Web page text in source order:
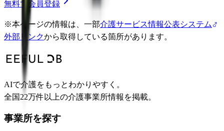
無料で会員登録
※本ページの情報は、一部介護サービス情報公表システム
外部リンクから取得している箇所があります。
AIで介護をもっとわかりやすく。
全国22万件以上の介護事業所情報を掲載。
事業所を探す